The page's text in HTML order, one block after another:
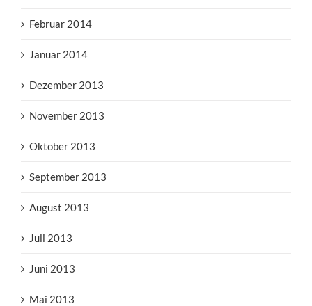
Februar 2014
Januar 2014
Dezember 2013
November 2013
Oktober 2013
September 2013
August 2013
Juli 2013
Juni 2013
Mai 2013